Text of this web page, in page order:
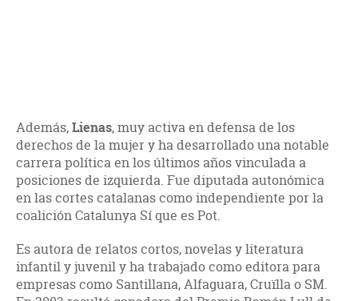
Además,Lienas, muy activa en defensa de los
derechos de la mujer y ha desarrollado una notable
carrera política en los últimos años vinculada a
posiciones de izquierda. Fue diputada autonómica
en las cortes catalanas como independiente por la
coalición Catalunya Sí que es Pot.
Es autora de relatos cortos, novelas y literatura
infantil y juvenil y ha trabajado como editora para
empresas como Santillana, Alfaguara, Cruïlla o SM.